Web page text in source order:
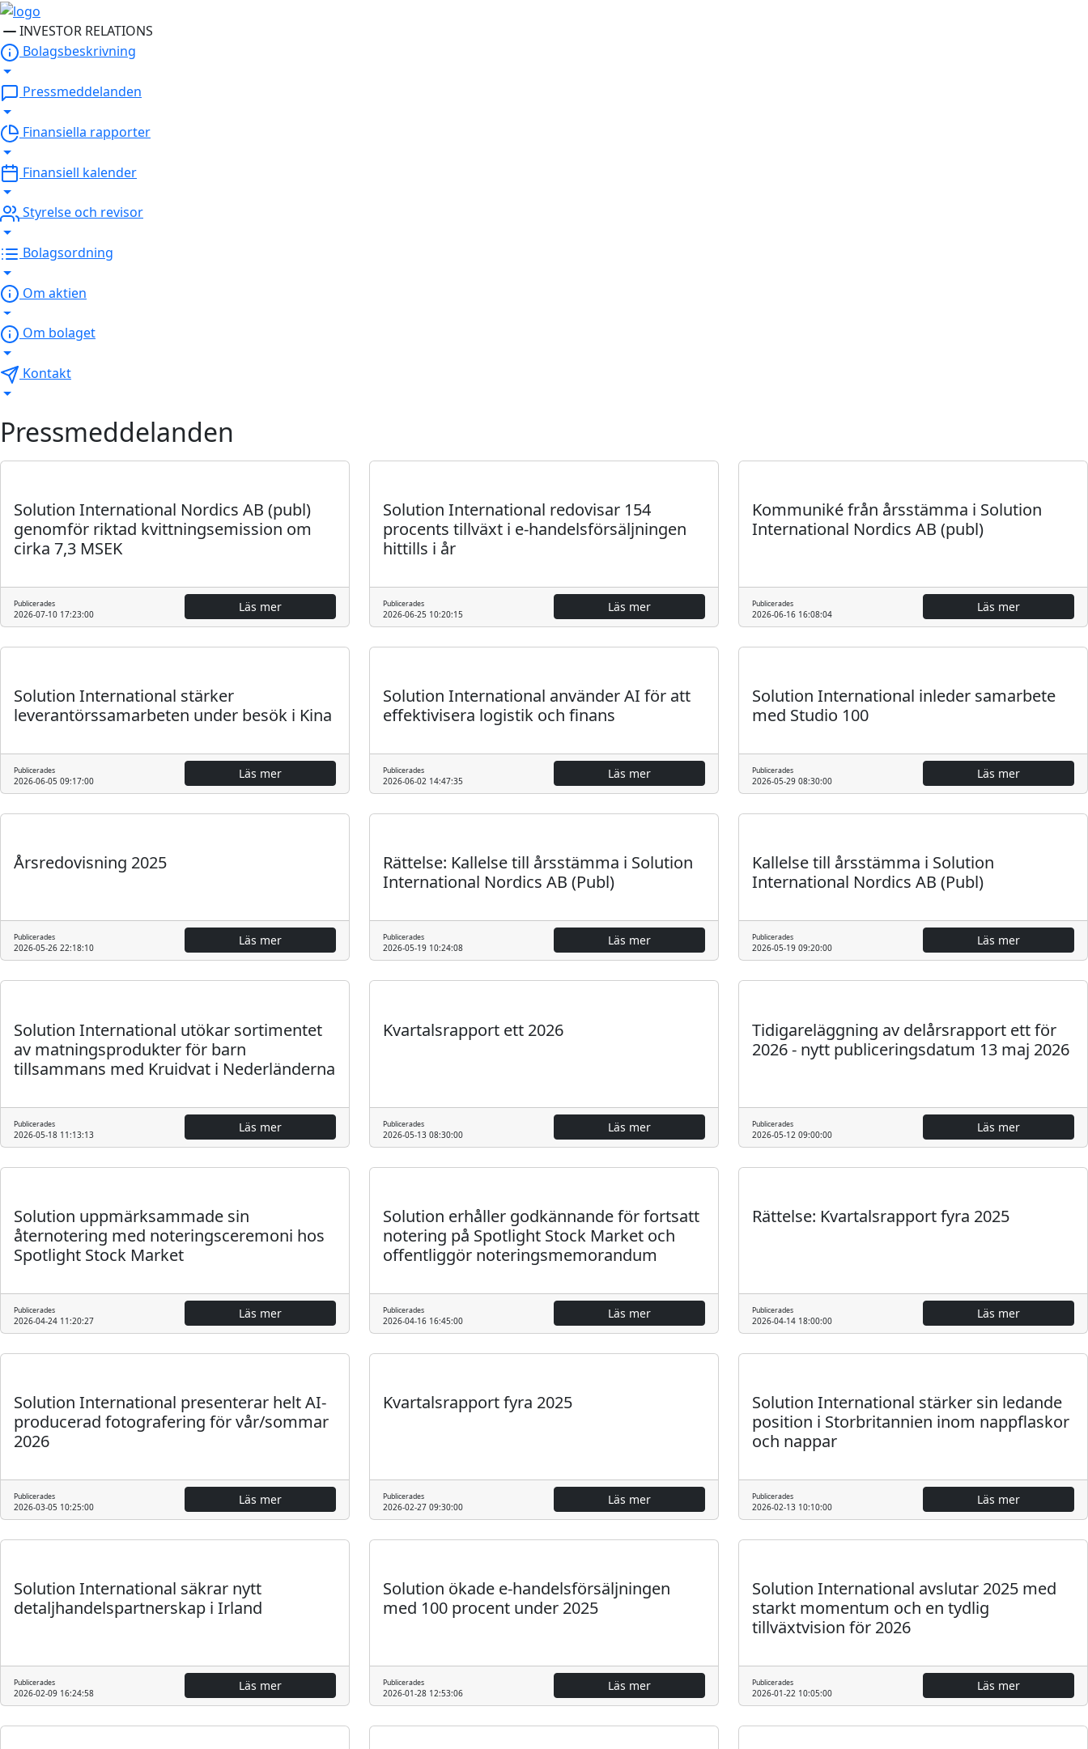
INVESTOR RELATIONS
Bolagsbeskrivning
Pressmeddelanden
Finansiella rapporter
Finansiell kalender
Styrelse och revisor
Bolagsordning
Om aktien
Om bolaget
Kontakt
Pressmeddelanden
Solution International Nordics AB (publ)
genomför riktad kvittningsemission om
cirka 7,3 MSEK
Publicerades
2026-07-10 17:23:00 Läs mer
Solution International redovisar 154
procents tillväxt i e-handelsförsäljningen
hittills i år
Publicerades
2026-06-25 10:20:15 Läs mer
Kommuniké från årsstämma i Solution
International Nordics AB (publ)
Publicerades
2026-06-16 16:08:04 Läs mer
Solution International stärker
leverantörssamarbeten under besök i Kina
Publicerades
2026-06-05 09:17:00 Läs mer
Solution International använder AI för att
effektivisera logistik och finans
Publicerades
2026-06-02 14:47:35 Läs mer
Solution International inleder samarbete
med Studio 100
Publicerades
2026-05-29 08:30:00 Läs mer
Årsredovisning 2025
Publicerades
2026-05-26 22:18:10 Läs mer
Rättelse: Kallelse till årsstämma i Solution
International Nordics AB (Publ)
Publicerades
2026-05-19 10:24:08 Läs mer
Kallelse till årsstämma i Solution
International Nordics AB (Publ)
Publicerades
2026-05-19 09:20:00 Läs mer
Solution International utökar sortimentet
av matningsprodukter för barn
tillsammans med Kruidvat i Nederländerna
Publicerades
2026-05-18 11:13:13 Läs mer
Kvartalsrapport ett 2026
Publicerades
2026-05-13 08:30:00 Läs mer
Tidigareläggning av delårsrapport ett för
2026 - nytt publiceringsdatum 13 maj 2026
Publicerades
2026-05-12 09:00:00 Läs mer
Solution uppmärksammade sin
åternotering med noteringsceremoni hos
Spotlight Stock Market
Publicerades
2026-04-24 11:20:27 Läs mer
Solution erhåller godkännande för fortsatt
notering på Spotlight Stock Market och
offentliggör noteringsmemorandum
Publicerades
2026-04-16 16:45:00 Läs mer
Rättelse: Kvartalsrapport fyra 2025
Publicerades
2026-04-14 18:00:00 Läs mer
Solution International presenterar helt AI-
producerad fotografering för vår/sommar
2026
Publicerades
2026-03-05 10:25:00 Läs mer
Kvartalsrapport fyra 2025
Publicerades
2026-02-27 09:30:00 Läs mer
Solution International stärker sin ledande
position i Storbritannien inom nappflaskor
och nappar
Publicerades
2026-02-13 10:10:00 Läs mer
Solution International säkrar nytt
detaljhandelspartnerskap i Irland
Publicerades
2026-02-09 16:24:58 Läs mer
Solution ökade e-handelsförsäljningen
med 100 procent under 2025
Publicerades
2026-01-28 12:53:06 Läs mer
Solution International avslutar 2025 med
starkt momentum och en tydlig
tillväxtvision för 2026
Publicerades
2026-01-22 10:05:00 Läs mer